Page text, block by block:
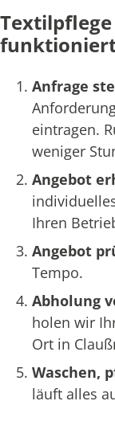
Anfrage
eintragen.
weniger
Angebot
Ihren
Angebot
Tempo.
Abholung
holen wir
Ort in
Waschen,
läuft alles